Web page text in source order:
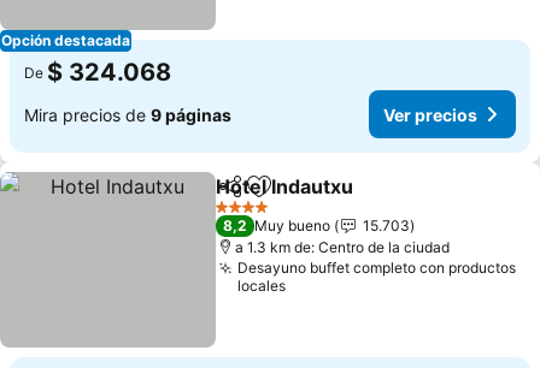
Opción destacada
De $ 324.068
Mira precios de 9 páginas Ver precios
CompartirAgregar a favoritos
Hotel Indautxu
4 Estrellas
8,2 Muy bueno
15.703
a 1.3 km de: Centro de la ciudad
Desayuno buffet completo con productos
locales